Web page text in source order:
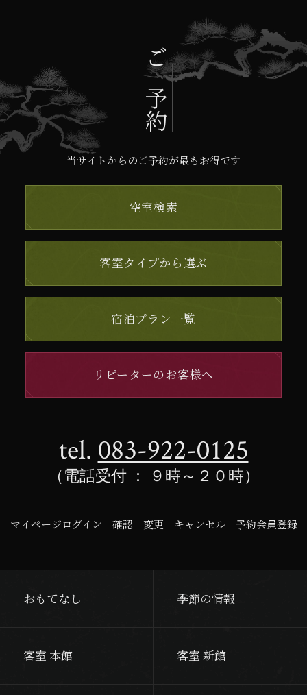
ご予約
当サイトからのご予約が最もお得です
空室検索
客室タイプから選ぶ
宿泊プラン一覧
リピーターのお客様へ
tel. 083-922-0125
（電話受付 ： ９時～２０時）
マイページログイン 確認 変更 キャンセル 予約会員登録
おもてなし 季節の情報
客室 本館 客室 新館